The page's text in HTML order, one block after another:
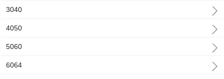
3040
4050
5060
6064